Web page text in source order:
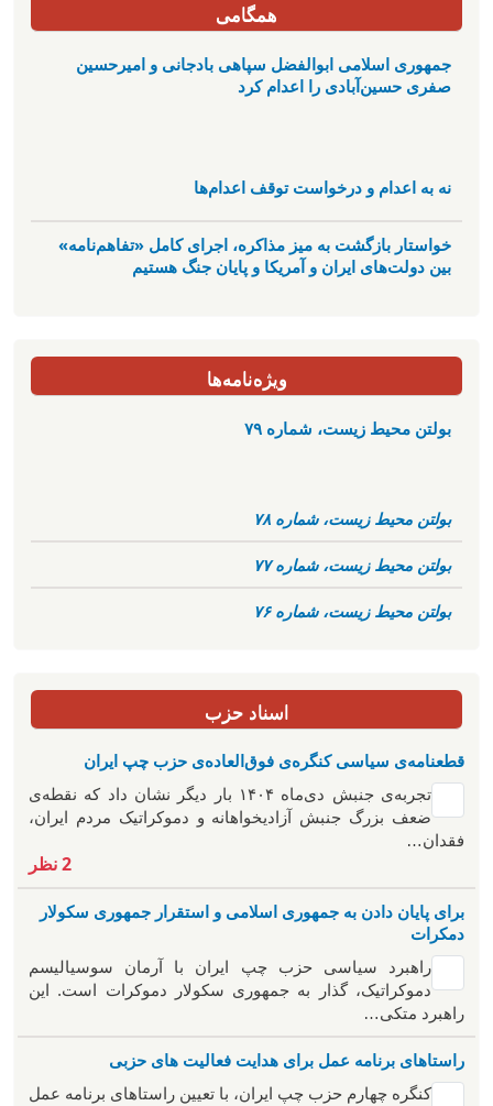
همگامی
جمهوری اسلامی ابوالفضل سپاهی بادجانی و امیرحسین
صفری حسین‌آبادی را اعدام کرد
نه به اعدام و درخواست توقف اعدام‌ها
خواستار بازگشت به میز مذاکره، اجرای کامل «تفاهم‌نامه»
بین دولت‌های ایران و آمریکا و پایان جنگ هستیم
ویژه‌نامه‌ها
بولتن محیط زیست، شماره ۷۹
بولتن محیط زیست، شماره ۷۸
بولتن محیط زیست، شماره ۷۷
بولتن محیط زیست، شماره ۷۶
اسناد حزب
قطعنامه‌ی سیاسی کنگره‌ی فوق‌العاده‌ی حزب چپ ایران
تجربه‌ی جنبش دی‌ماه ۱۴۰۴ بار دیگر نشان داد که نقطه‌ی
ضعف بزرگ جنبش آزادیخواهانه و دموکراتیک مردم ایران،
فقدان…
برای پایان دادن به جمهوری اسلامی و استقرار جمهوری سکولار
دمکرات
راهبرد سياسی حزب چپ ایران با آرمان سوسیالیسم
دموکراتیک، گذار به جمهوری سکولار دموکرات است. این
راهبرد متکی…
راستاهای برنامه عمل برای هدایت فعالیت های حزبی
کنگره چهارم حزب چپ ایران، با تعیین راستاهای برنامه عمل